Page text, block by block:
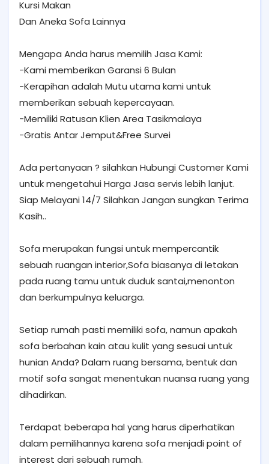
Kursi Makan
Dan Aneka Sofa Lainnya
Mengapa Anda harus memilih Jasa Kami:
-Kami memberikan Garansi 6 Bulan
-Kerapihan adalah Mutu utama kami untuk
memberikan sebuah kepercayaan.
-Memiliki Ratusan Klien Area Tasikmalaya
-Gratis Antar Jemput&Free Survei
Ada pertanyaan ? silahkan Hubungi Customer Kami
untuk mengetahui Harga Jasa servis lebih lanjut.
Siap Melayani 14/7 Silahkan Jangan sungkan Terima
Kasih..
Sofa merupakan fungsi untuk mempercantik
sebuah ruangan interior,Sofa biasanya di letakan
pada ruang tamu untuk duduk santai,menonton
dan berkumpulnya keluarga.
Setiap rumah pasti memiliki sofa, namun apakah
sofa berbahan kain atau kulit yang sesuai untuk
hunian Anda? Dalam ruang bersama, bentuk dan
motif sofa sangat menentukan nuansa ruang yang
dihadirkan.
Terdapat beberapa hal yang harus diperhatikan
dalam pemilihannya karena sofa menjadi point of
interest dari sebuah rumah.